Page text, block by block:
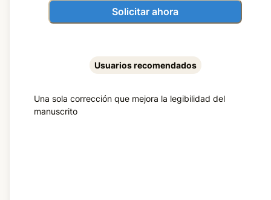
Solicitar ahora
Usuarios recomendados
Una sola corrección que mejora la legibilidad del
manuscrito